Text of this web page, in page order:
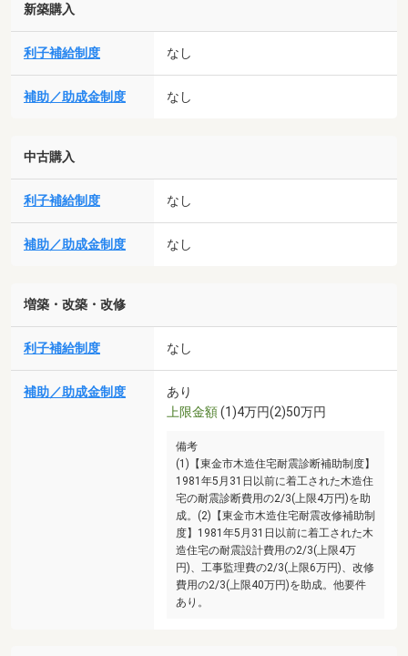
新築購入
利子補給制度 なし
補助／助成金制度 なし
中古購入
利子補給制度 なし
補助／助成金制度 なし
増築・改築・改修
利子補給制度 なし
補助／助成金制度
あり
上限金額(1)4万円(2)50万円
備考
(1)【東金市木造住宅耐震診断補助制度】
1981年5月31日以前に着工された木造住
宅の耐震診断費用の2/3(上限4万円)を助
成。(2)【東金市木造住宅耐震改修補助制
度】1981年5月31日以前に着工された木
造住宅の耐震設計費用の2/3(上限4万
円)、工事監理費の2/3(上限6万円)、改修
費用の2/3(上限40万円)を助成。他要件
あり。